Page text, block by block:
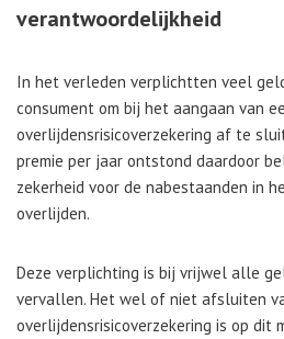
verantwoordelijkheid
In het verleden verplichtten veel
consument om bij het aangaan van
overlijdensrisicoverzekering af te
premie per jaar ontstond daardoor
zekerheid voor de nabestaanden in
overlijden.
Deze verplichting is bij vrijwel alle
vervallen. Het wel of niet afsluiten
overlijdensrisicoverzekering is op dit